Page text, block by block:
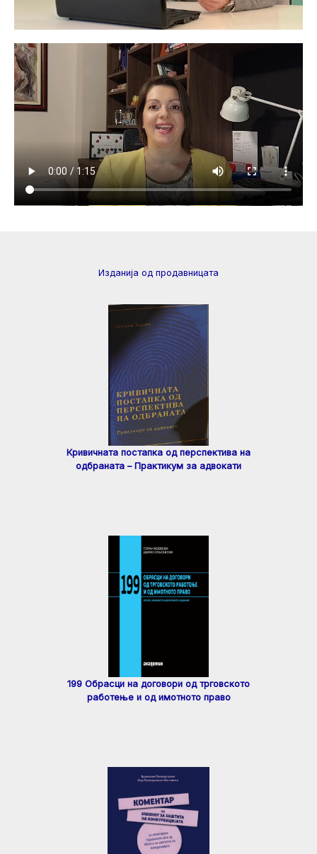
Изданија од продавницата
Кривичната постапка од перспектива на
одбраната – Практикум за адвокати
199 Обрасци на договори од трговското
работење и од имотното право